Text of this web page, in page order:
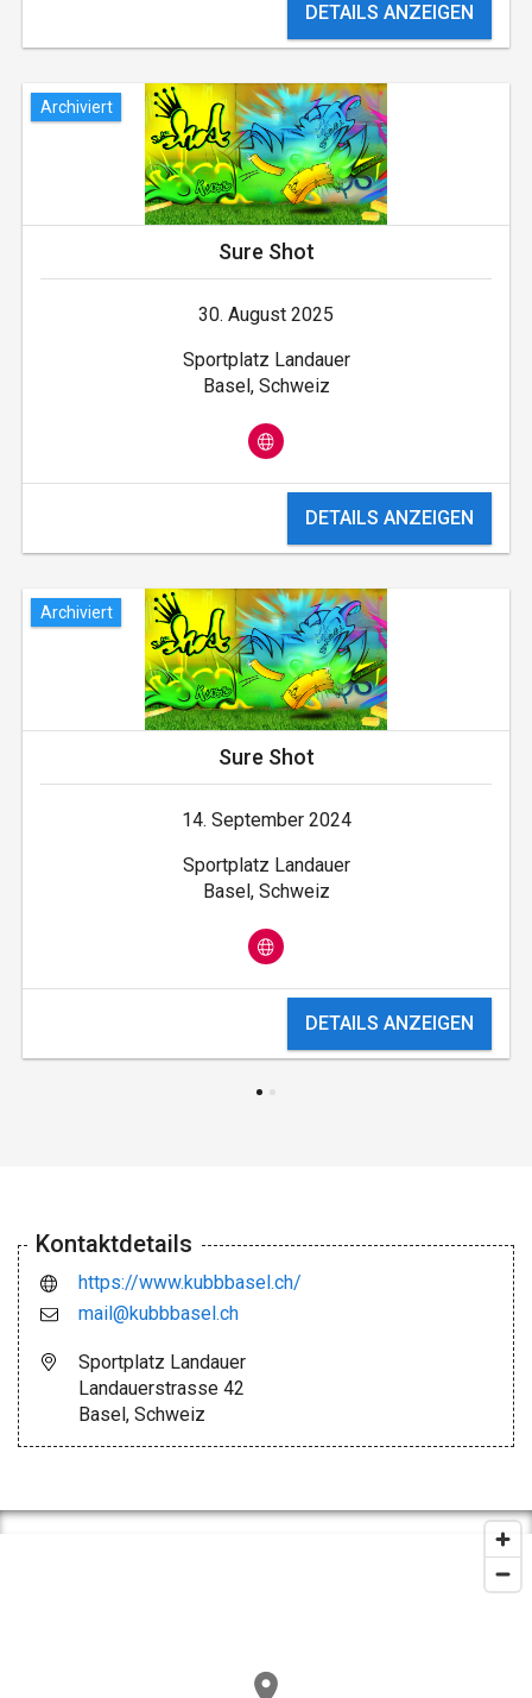
DETAILS ANZEIGEN
Archiviert
Sure Shot
30. August 2025
Sportplatz Landauer
Basel, Schweiz
DETAILS ANZEIGEN
Archiviert
Sure Shot
14. September 2024
Sportplatz Landauer
Basel, Schweiz
DETAILS ANZEIGEN
Kontaktdetails
https://www.kubbbasel.ch/
mail@kubbbasel.ch
Sportplatz Landauer
Landauerstrasse 42
Basel, Schweiz